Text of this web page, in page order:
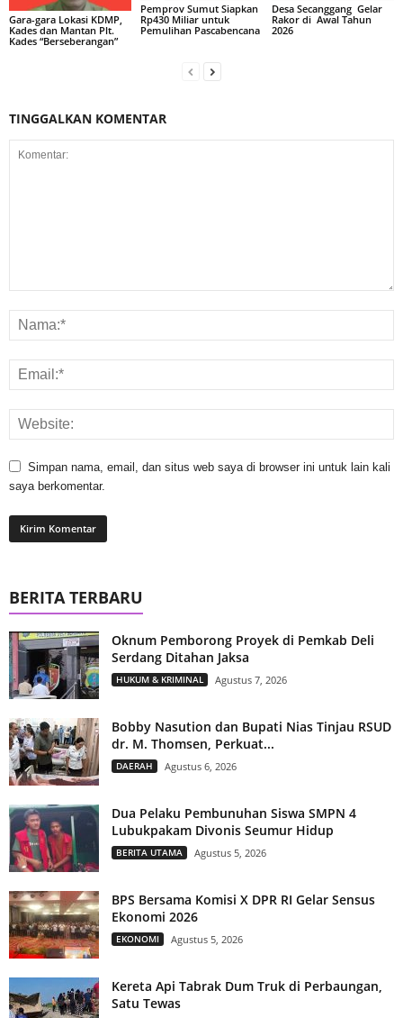
Gara-gara Lokasi KDMP,
Kades dan Mantan Plt.
Kades “Berseberangan”
Pemprov Sumut Siapkan
Rp430 Miliar untuk
Pemulihan Pascabencana
Desa Secanggang Gelar
Rakor di Awal Tahun
2026
TINGGALKAN KOMENTAR
Simpan nama, email, dan situs web saya di browser ini untuk lain kali
saya berkomentar.
BERITA TERBARU
Oknum Pemborong Proyek di Pemkab Deli
Serdang Ditahan Jaksa
HUKUM & KRIMINAL Agustus 7, 2026
Bobby Nasution dan Bupati Nias Tinjau RSUD
dr. M. Thomsen, Perkuat...
DAERAH Agustus 6, 2026
Dua Pelaku Pembunuhan Siswa SMPN 4
Lubukpakam Divonis Seumur Hidup
BERITA UTAMA Agustus 5, 2026
BPS Bersama Komisi X DPR RI Gelar Sensus
Ekonomi 2026
EKONOMI Agustus 5, 2026
Kereta Api Tabrak Dum Truk di Perbaungan,
Satu Tewas